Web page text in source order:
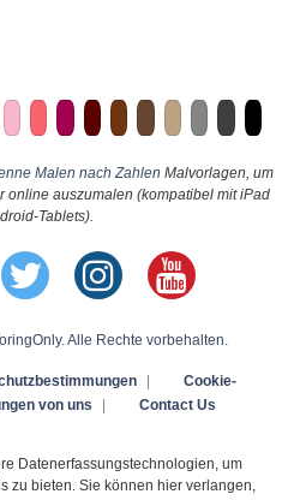
Malen nach Zahlen Malvorlagen, um
online auszumalen (kompatibel mit iPad
Tablets).
Alle Rechte vorbehalten.
Cookie-
von uns Contact Us
Datenerfassungstechnologien, um
zu bieten. Sie können hier verlangen,